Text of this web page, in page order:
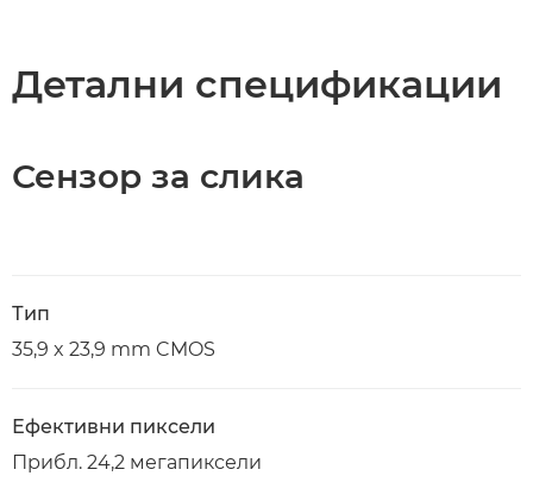
Детални спецификации
Сензор за слика
Тип
35,9 x 23,9 mm CMOS
Ефективни пиксели
Прибл. 24,2 мегапиксели